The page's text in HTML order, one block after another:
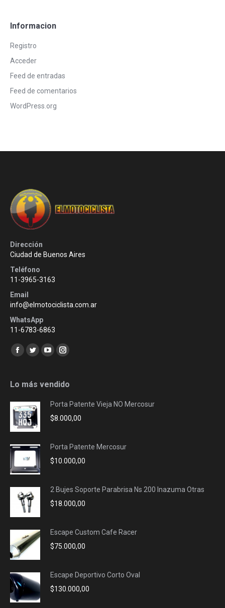
Informacion
Registro
Acceder
Feed de entradas
Feed de comentarios
WordPress.org
Dirección
Ciudad de Buenos Aires
Teléfono
11-3965-3163
Email
info@elmotociclista.com.ar
WhatsApp
11-6783-6863
Encuéntranos en:
Facebook
opens
new
window
Twitter
opens
new
window
YouTube
opens
new
window
Instagram
opens
new
window
Lo más vendido
Porta Patente Vieja NO Mercosur
$8.000,00
Porta Patente Mercosur
$10.000,00
2 Bujes Soporte Parabrisa Ns 200 Inazuma Otras
$18.000,00
Escape Custom Cafe Racer
$75.000,00
Escape Deportivo Corto Oval
$130.000,00